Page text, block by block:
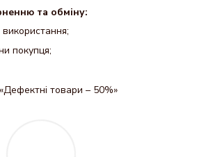
та обміну:
покупця;
товари – 50%»